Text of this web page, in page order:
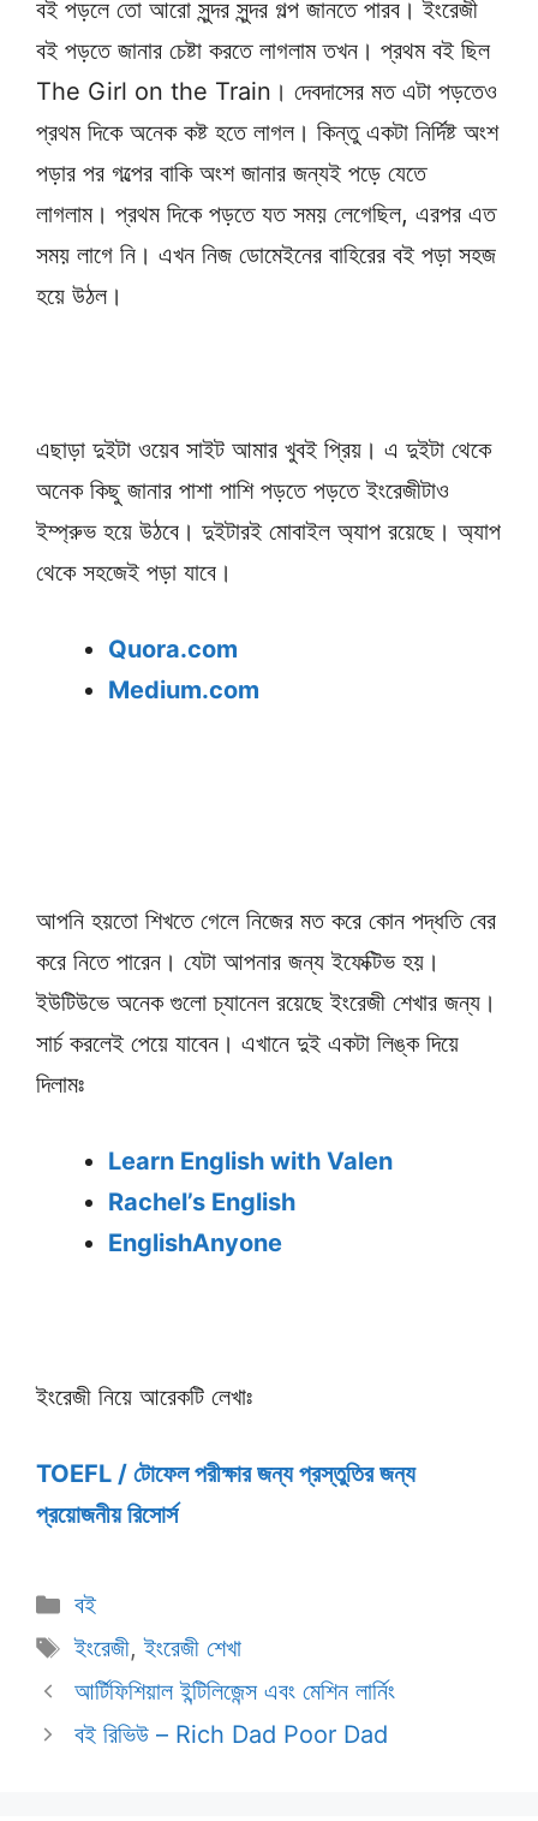
বই পড়লে তো আরো সুন্দর সুন্দর গল্প জানতে পারব। ইংরেজী
বই পড়তে জানার চেষ্টা করতে লাগলাম তখন। প্রথম বই ছিল
The Girl on the Train। দেবদাসের মত এটা পড়তেও
প্রথম দিকে অনেক কষ্ট হতে লাগল। কিন্তু একটা নির্দিষ্ট অংশ
পড়ার পর গল্পের বাকি অংশ জানার জন্যই পড়ে যেতে
লাগলাম। প্রথম দিকে পড়তে যত সময় লেগেছিল, এরপর এত
সময় লাগে নি। এখন নিজ ডোমেইনের বাহিরের বই পড়া সহজ
হয়ে উঠল।
এছাড়া দুইটা ওয়েব সাইট আমার খুবই প্রিয়। এ দুইটা থেকে
অনেক কিছু জানার পাশা পাশি পড়তে পড়তে ইংরেজীটাও
ইম্প্রুভ হয়ে উঠবে। দুইটারই মোবাইল অ্যাপ রয়েছে। অ্যাপ
থেকে সহজেই পড়া যাবে।
Quora.com
Medium.com
আপনি হয়তো শিখতে গেলে নিজের মত করে কোন পদ্ধতি বের
করে নিতে পারেন। যেটা আপনার জন্য ইফেক্টিভ হয়।
ইউটিউভে অনেক গুলো চ্যানেল রয়েছে ইংরেজী শেখার জন্য।
সার্চ করলেই পেয়ে যাবেন। এখানে দুই একটা লিঙ্ক দিয়ে
দিলামঃ
Learn English with Valen
Rachel’s English
EnglishAnyone
ইংরেজী নিয়ে আরেকটি লেখাঃ
TOEFL / টোফেল পরীক্ষার জন্য প্রস্তুতির জন্য
প্রয়োজনীয় রিসোর্স
Categories
বই
Tags
ইংরেজী,ইংরেজী শেখা
আর্টিফিশিয়াল ইন্টিলিজেন্স এবং মেশিন লার্নিং
বই রিভিউ – Rich Dad Poor Dad